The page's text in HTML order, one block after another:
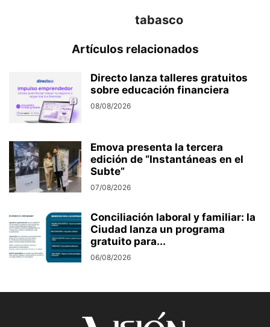
tabasco
Artículos relacionados
Directo lanza talleres gratuitos
sobre educación financiera
08/08/2026
Emova presenta la tercera
edición de “Instantáneas en el
Subte”
07/08/2026
Conciliación laboral y familiar: la
Ciudad lanza un programa
gratuito para...
06/08/2026